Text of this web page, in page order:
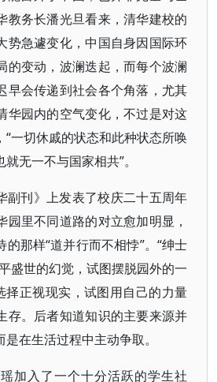
教务长潘光旦看来，清华建校的
势急遽变化，中国自身因国际环
的变动，波澜迭起，而每个波澜
早会传递到社会各个角落，尤其
华园内的空气变化，不过是对这
一切休戚的状态和此种状态所唤
无一不与国家相共”。
副刊》上发表了校庆二十五周年
园里不同道路的对立愈加明显，
那样“道并行而不相悖”。“绅士
盛世的幻觉，试图摆脱园外的一
择正视现实，试图用自己的力量
存。后者知道知识的主要来源并
在生活过程中主动争取。
加入了一个十分活跃的学生社